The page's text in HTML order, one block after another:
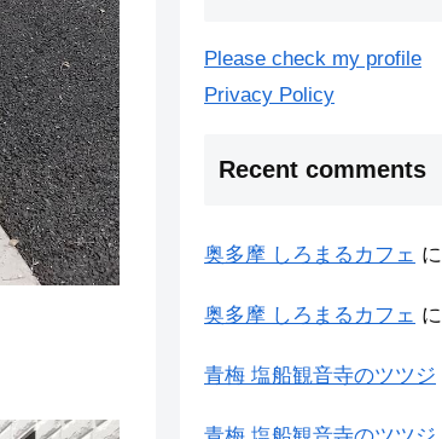
Please check my profile
Privacy Policy
Recent comments
奥多摩 しろまるカフェ に
奥多摩 しろまるカフェ に
青梅 塩船観音寺のツツジ